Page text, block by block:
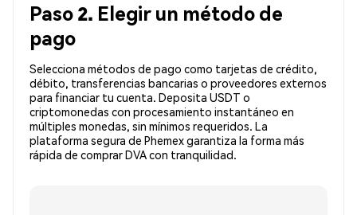
Paso 2. Elegir un método de
pago
Selecciona métodos de pago como tarjetas de crédito,
débito, transferencias bancarias o proveedores externos
para financiar tu cuenta. Deposita USDT o
criptomonedas con procesamiento instantáneo en
múltiples monedas, sin mínimos requeridos. La
plataforma segura de Phemex garantiza la forma más
rápida de comprar DVA con tranquilidad.